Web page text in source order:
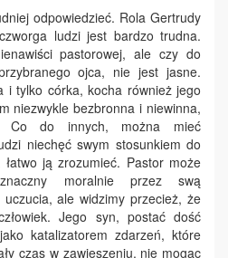
odpowiedzieć. Rola Gertrudy
ludzi jest bardzo trudna.
pastorowej, ale czy do
ojca, nie jest jasne.
i tylko córka, kocha również jego
niezwykle bezbronna i niewinna,
Co do innych, można mieć
niechęć swym stosunkiem do
ją zrozumieć. Pastor może
moralnie przez swą
ale widzimy przecież, że
Jego syn, postać dość
katalizatorem zdarzeń, które
czas w zawieszeniu, nie mogąc